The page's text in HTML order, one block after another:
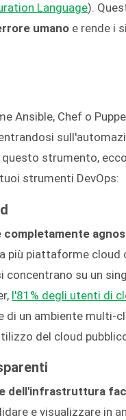
Language).
umano e rende i
Ansible, Chef o
strumento,
strumenti DevOps:
più piattaforme cloud
su un
l'81% degli utenti di
di un ambiente multi-
del cloud
dell'infrastruttura
e visualizzare in